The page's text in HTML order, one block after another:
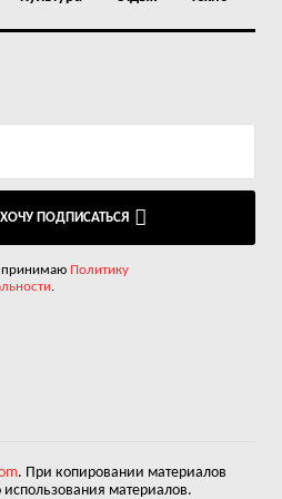
ХОЧУ ПОДПИСАТЬСЯ
принимаю Политику
.
. При копировании материалов
материалов.